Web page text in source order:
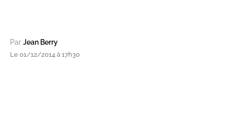
Par Jean Berry
Le 01/12/2014 à 17h30